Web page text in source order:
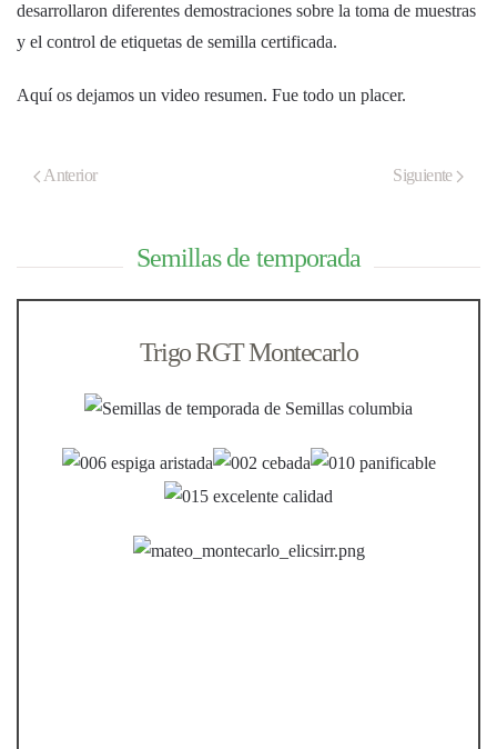
desarrollaron diferentes demostraciones sobre la toma de muestras
y el control de etiquetas de semilla certificada.
Aquí os dejamos un video resumen. Fue todo un placer.
Anterior Siguiente
Semillas de temporada
Trigo RGT Montecarlo